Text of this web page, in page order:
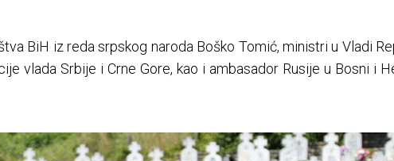
BiH iz reda srpskog naroda Boško Tomić, ministri u Vladi
vlada Srbije i Crne Gore, kao i ambasador Rusije u Bosni i